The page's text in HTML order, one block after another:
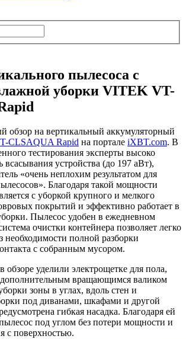
пылесоса с
уборки VITEK VT-
обзор на вертикальный аккумуляторный
CLSAQUA Rapid на портале iXBT.com. В
тестирования эксперты высоко
устройства (до 197 аВт),
«очень неплохим результатом для
Благодаря такой мощности
с уборкой крупного и мелкого
покрытий и эффективно работает в
Пылесос удобен в ежедневном
очистки контейнера позволяет легко
необходимости полной разборки
с собранным мусором.
уделили электрощетке для пола,
дополнительным вращающимся валиком
зоны в углах, вдоль стен и
под диванами, шкафами и другой
гибкая насадка. Благодаря ей
под углом без потери мощности и
с поверхностью.